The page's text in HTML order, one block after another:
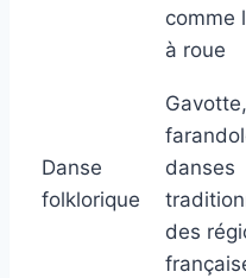
comme
à roue
Danse
folklorique
Gavotte,
danses
des